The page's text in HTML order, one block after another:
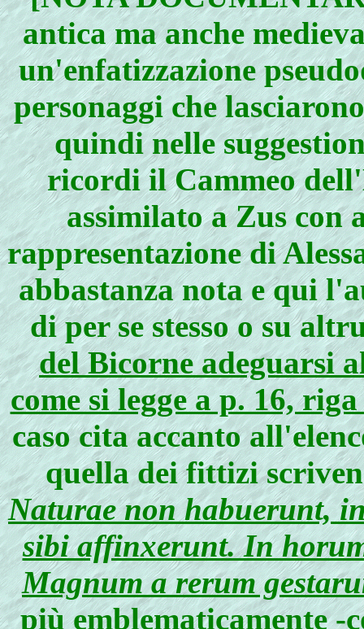
antica ma anche
un'enfatizzazione
personaggi che
quindi nelle
ricordi il Cammeo
assimilato a Zus con
rappresentazione di
abbastanza nota e qui
di per se stesso o su
del Bicorne adeguarsi
come si legge a p. 16,
caso cita accanto
quella dei fittizi
Naturae non habuerunt,
sibi affinxerunt. In
Magnum a rerum
più emblematicamente